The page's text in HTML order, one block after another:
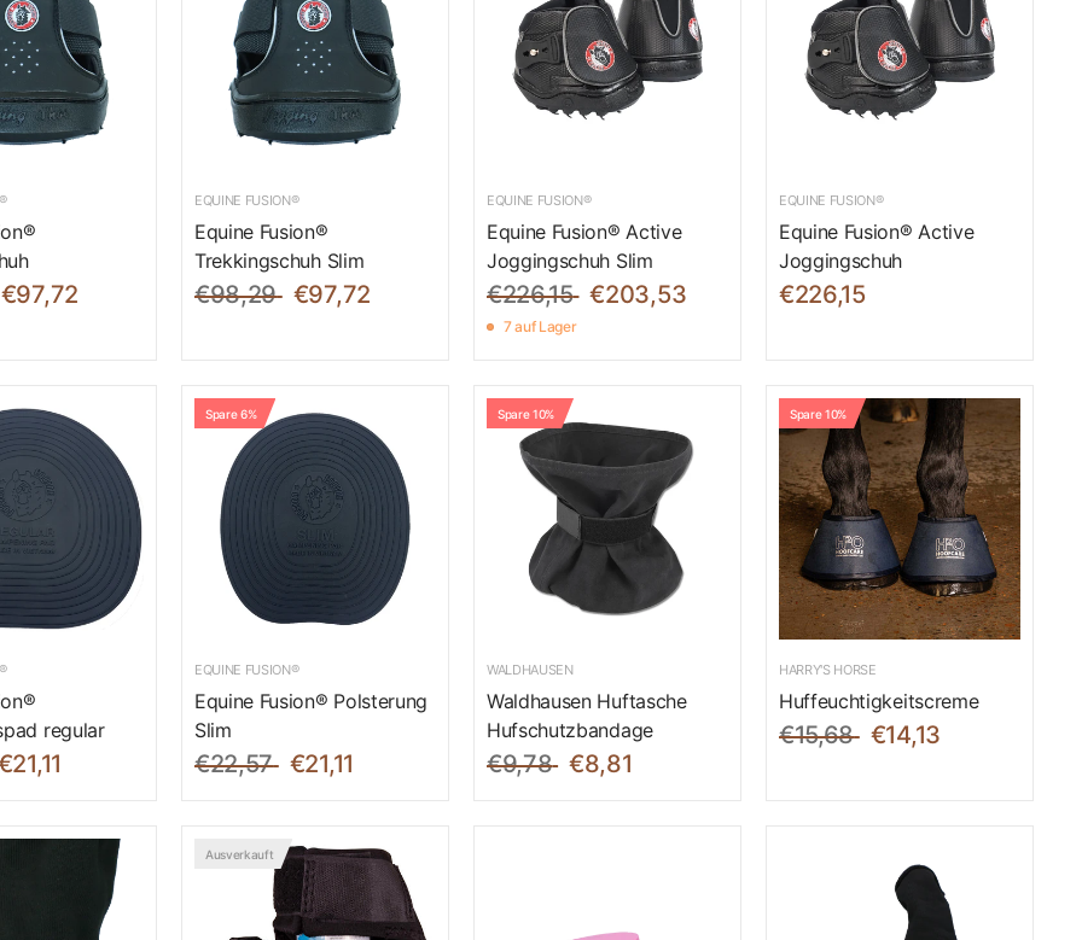
€97,72
EQUINE FUSION®
Equine Fusion®
Trekkingschuh Slim
€98,29 €97,72
EQUINE FUSION®
Equine Fusion® Active
Joggingschuh Slim
€226,15 €203,53
7 auf Lager
EQUINE FUSION®
Equine Fusion® Active
Joggingschuh
€226,15
regular
Spare 6%
EQUINE FUSION®
Equine Fusion® Polsterung
Slim
€22,57 €21,11
Spare 10%
WALDHAUSEN
Waldhausen Huftasche
Hufschutzbandage
€9,78 €8,81
Spare 10%
HARRY'S HORSE
Huffeuchtigkeitscreme
€15,68 €14,13
Ausverkauft